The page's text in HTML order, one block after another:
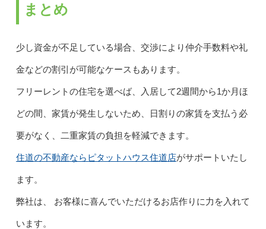
まとめ
少し資金が不足している場合、交渉により仲介手数料や礼
金などの割引が可能なケースもあります。
フリーレントの住宅を選べば、入居して2週間から1か月ほ
どの間、家賃が発生しないため、日割りの家賃を支払う必
要がなく、二重家賃の負担を軽減できます。
住道の不動産ならピタットハウス住道店がサポートいたし
ます。
弊社は、 お客様に喜んでいただけるお店作りに力を入れて
います。